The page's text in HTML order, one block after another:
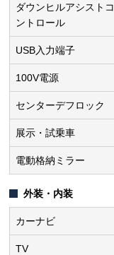
ダウンヒルアシストコ
ントロール
USB入力端子
100V電源
センターデフロック
展示・試乗車
電動格納ミラー
外装・内装
カーナビ
TV